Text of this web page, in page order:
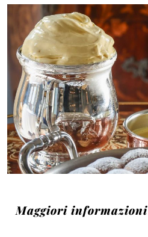
Maggiori informazioni